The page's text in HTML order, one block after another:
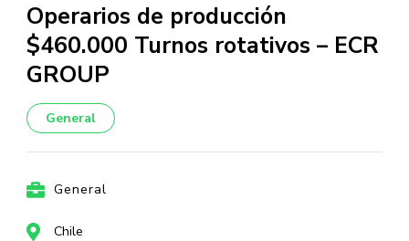
Operarios de producción
$460.000 Turnos rotativos – ECR
GROUP
General
General
Chile